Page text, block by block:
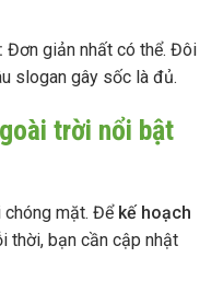
Đơn giản nhất có thể. Đôi
slogan gây sốc là đủ.
trời nổi bật
chóng mặt. Để kế hoạch
thời, bạn cần cập nhật